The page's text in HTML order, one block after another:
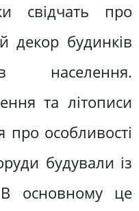
свідчать про
декор будинків
населення.
та літописи
особливості
будували із
В основному це